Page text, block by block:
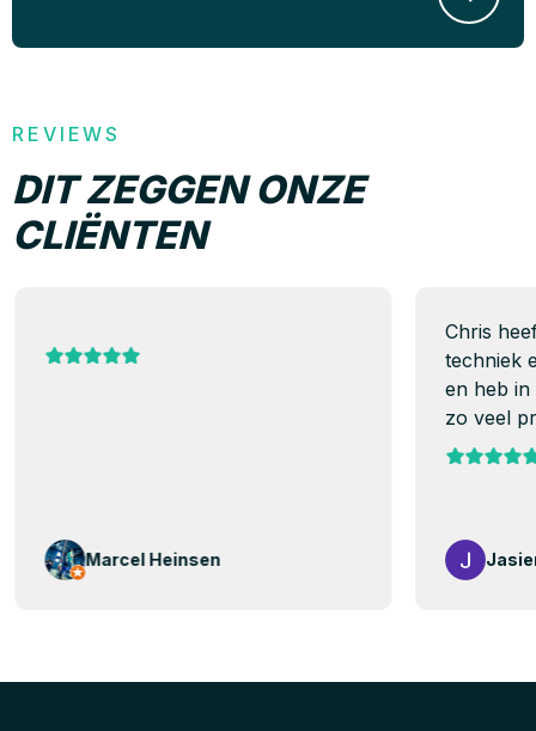
REVIEWS
DIT ZEGGEN ONZE
CLIËNTEN
Marcel Heinsen
Chris
techniek
en heb in
zo veel